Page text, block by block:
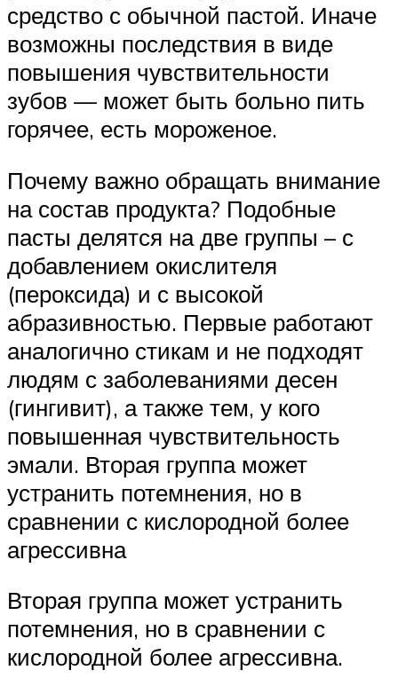
средство с обычной пастой. Иначе
возможны последствия в виде
повышения чувствительности
зубов — может быть больно пить
горячее, есть мороженое.
Почему важно обращать внимание
на состав продукта? Подобные
пасты делятся на две группы – с
добавлением окислителя
(пероксида) и с высокой
абразивностью. Первые работают
аналогично стикам и не подходят
людям с заболеваниями десен
(гингивит), а также тем, у кого
повышенная чувствительность
эмали. Вторая группа может
устранить потемнения, но в
сравнении с кислородной более
агрессивна
Вторая группа может устранить
потемнения, но в сравнении с
кислородной более агрессивна.